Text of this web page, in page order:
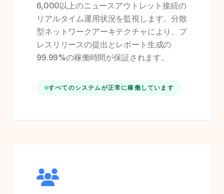
6,000以上のニュースアウトレット接続の
リアルタイム運用状況を監視します。分散
型ネットワークアーキテクチャにより、プ
レスリリースの提出とレポート生成の
99.99%の稼働時間が保証されます。
すべてのシステムが正常に稼働しています